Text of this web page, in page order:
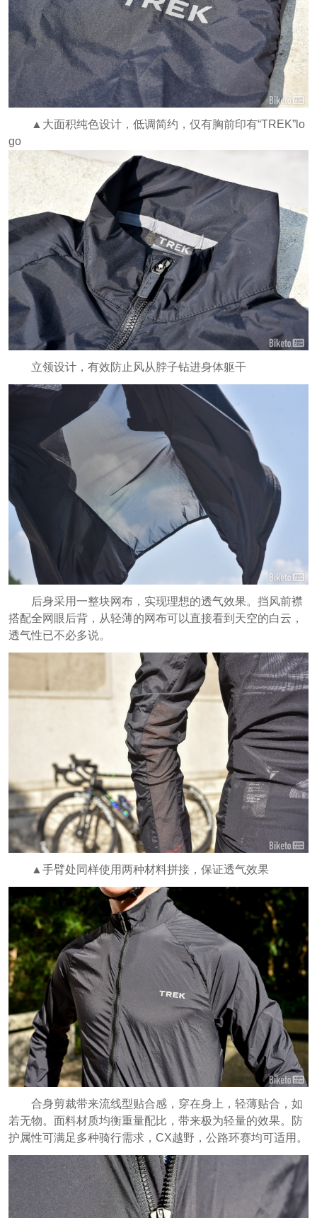
▲大面积纯色设计，低调简约，仅有胸前印有“TREK”lo
go
立领设计，有效防止风从脖子钻进身体躯干
后身采用一整块网布，实现理想的透气效果。 挡风前襟
搭配全网眼后背， 从轻薄的网布可以直接看到天空的白云，
透气性已不必多说。
▲手臂处同样使用两种材料拼接，保证透气效果
合身剪裁带来流线型贴合感，穿在身上，轻薄贴合，如
若无物。面料材质均衡重量配比，带来极为轻量的效果。防
护属性可满足多种骑行需求，CX越野，公路环赛均可适用。